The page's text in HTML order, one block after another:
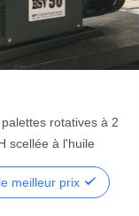
rotatives à 2
scellée à l'huile
meilleur prix